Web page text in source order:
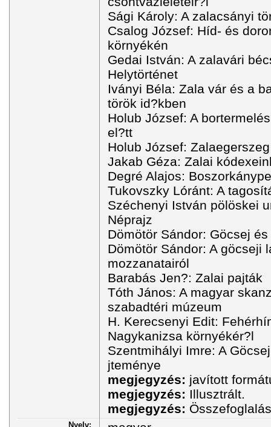
Sági Károly: A zalacsányi
Csalog József: Híd- és
környékén
Gedai István: A zalavári
Helytörténet
Iványi Béla: Zala vár és a
török id?kben
Holub József: A
el?tt
Holub József:
Jakab Géza: Zalai
Degré Alajos:
Tukovszky Lóránt: A
Széchenyi István pölöskei
Néprajz
Dömötör Sándor: Göcsej
Dömötör Sándor: A göcseji
mozzanatairól
Barabás Jen?: Zalai pajták
Tóth János: A magyar
szabadtéri múzeum
H. Kerecsenyi Edit:
Nagykanizsa környékér?l
Szentmihályi Imre: A
jteménye
megjegyzés: javított
megjegyzés: Illusztrált.
megjegyzés:
Nyelv: